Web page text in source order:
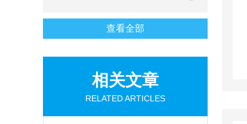
查看全部
相关文章
RELATED ARTICLES